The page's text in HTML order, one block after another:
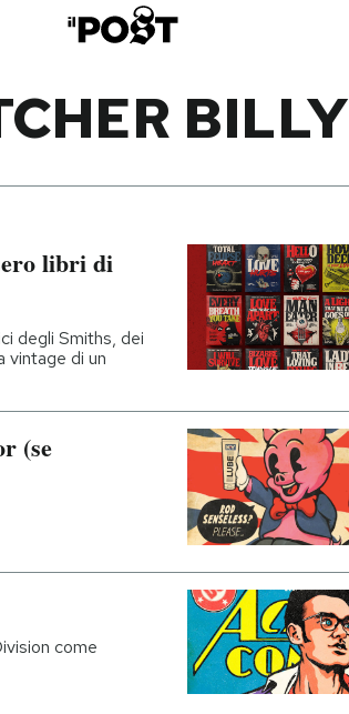
BILLY
libri di
degli Smiths, dei
vintage di un
(se
come